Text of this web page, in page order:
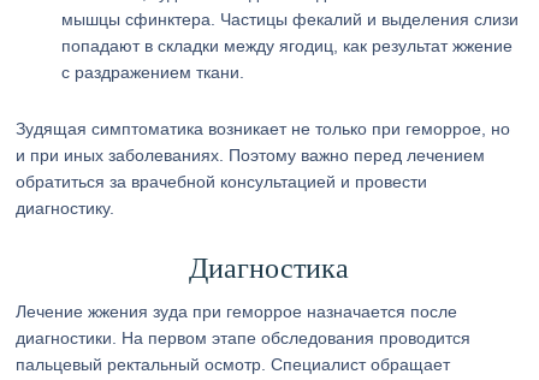
мышцы сфинктера. Частицы фекалий и выделения слизи
попадают в складки между ягодиц, как результат жжение
с раздражением ткани.
Зудящая симптоматика возникает не только при геморрое, но
и при иных заболеваниях. Поэтому важно перед лечением
обратиться за врачебной консультацией и провести
диагностику.
Диагностика
Лечение жжения зуда при геморрое назначается после
диагностики. На первом этапе обследования проводится
пальцевый ректальный осмотр. Специалист обращает